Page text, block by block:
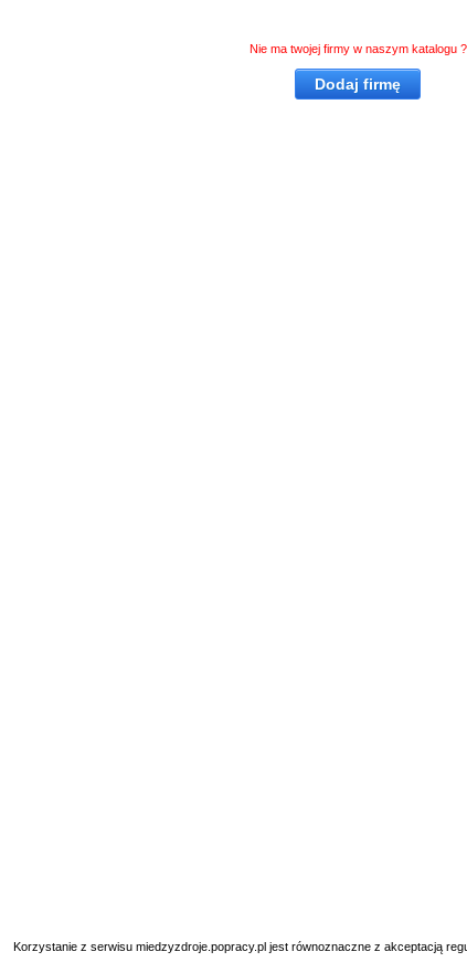
Nie ma twojej firmy w naszym katalogu ?
Dodaj firmę
Korzystanie z serwisu miedzyzdroje.popracy.pl jest równoznaczne z akceptacją